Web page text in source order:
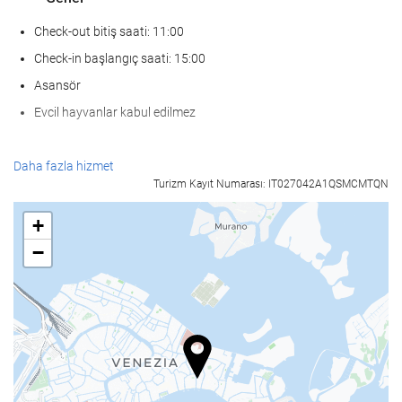
Check-out bitiş saati: 11:00
Check-in başlangıç saati: 15:00
Asansör
Evcil hayvanlar kabul edilmez
KarÅÄ±lama hizmetleri
Bagaj muhafazası
Yiyecek ve içecek
Bar
Ä°nternet
Ücretsiz Wi-Fi
Daha fazla hizmet
Turizm Kayıt Numarası: IT027042A1QSMCMTQN
+
−